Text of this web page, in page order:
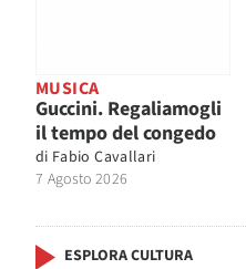
MUSICA
Guccini. Regaliamogli
il tempo del congedo
di Fabio Cavallari
7 Agosto 2026
ESPLORA CULTURA